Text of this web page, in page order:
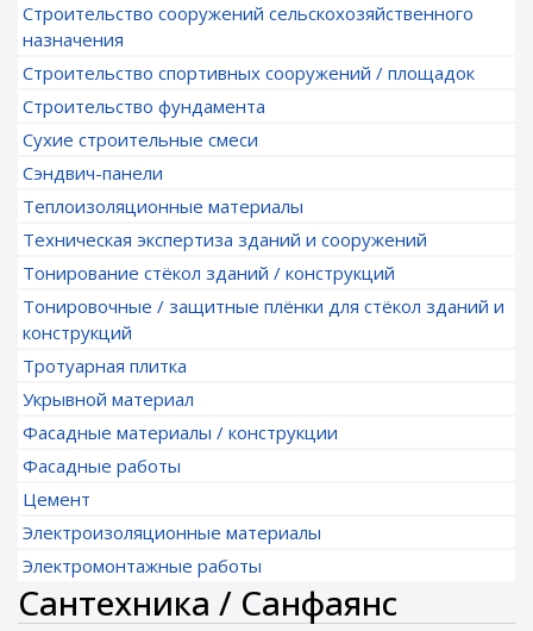
Строительство сооружений сельскохозяйственного
назначения
Строительство спортивных сооружений / площадок
Строительство фундамента
Сухие строительные смеси
Сэндвич-панели
Теплоизоляционные материалы
Техническая экспертиза зданий и сооружений
Тонирование стёкол зданий / конструкций
Тонировочные / защитные плёнки для стёкол зданий и
конструкций
Тротуарная плитка
Укрывной материал
Фасадные материалы / конструкции
Фасадные работы
Цемент
Электроизоляционные материалы
Электромонтажные работы
Сантехника / Санфаянс